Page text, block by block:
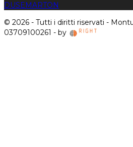
DUSEMARTON
© 2026 - Tutti i diritti riservati -
03709100261 - by